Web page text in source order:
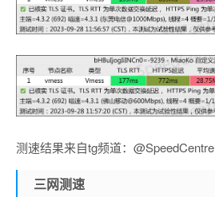
测速结果来自tg频道：@SpeedCentre
三网测速